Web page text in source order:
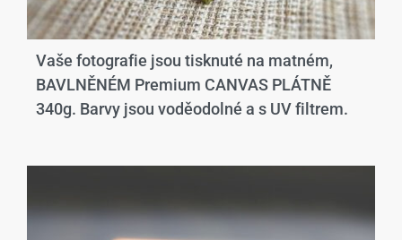
Vaše fotografie jsou tisknuté na matném,
BAVLNĚNÉM Premium CANVAS PLÁTNĚ
340g. Barvy jsou voděodolné a s UV filtrem.